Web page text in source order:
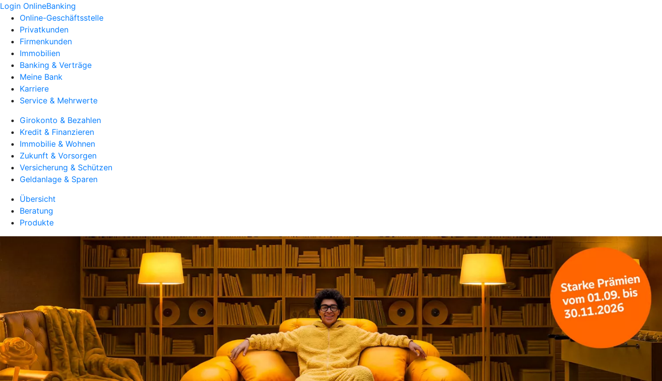
Login OnlineBanking
Online-Geschäftsstelle
Privatkunden
Firmenkunden
Immobilien
Banking & Verträge
Meine Bank
Karriere
Service & Mehrwerte
Girokonto & Bezahlen
Kredit & Finanzieren
Immobilie & Wohnen
Zukunft & Vorsorgen
Versicherung & Schützen
Geldanlage & Sparen
Übersicht
Beratung
Produkte